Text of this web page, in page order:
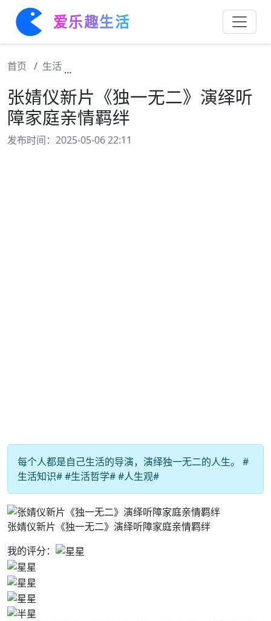
爱乐趣生活
首页 生活
张婧仪新片《独一无二》演绎听
障家庭亲情羁绊
发布时间：2025-05-06 22:11
每个人都是自己生活的导演，演绎独一无二的人生。 #
生活知识# #生活哲学# #人生观#
张婧仪新片《独一无二》演绎听障家庭亲情羁绊
我的评分：